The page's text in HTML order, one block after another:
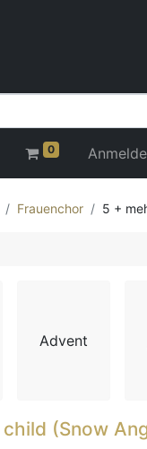
0
Frauenchor 5 +
Advent
(Snow